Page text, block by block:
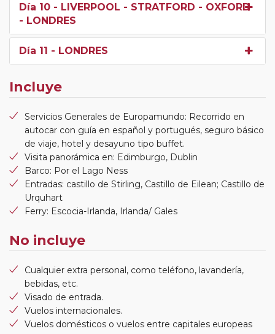
Día 10 - LIVERPOOL - STRATFORD - OXFORD
- LONDRES
Día 11 - LONDRES
Incluye
Servicios Generales de Europamundo: Recorrido en
autocar con guía en español y portugués, seguro básico
de viaje, hotel y desayuno tipo buffet.
Visita panorámica en: Edimburgo, Dublin
Barco: Por el Lago Ness
Entradas: castillo de Stirling, Castillo de Eilean; Castillo de
Urquhart
Ferry: Escocia-Irlanda, Irlanda/ Gales
No incluye
Cualquier extra personal, como teléfono, lavandería,
bebidas, etc.
Visado de entrada.
Vuelos internacionales.
Vuelos domésticos o vuelos entre capitales europeas